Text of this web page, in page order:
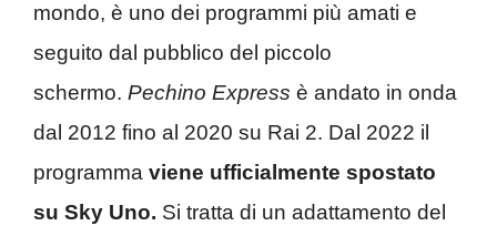
mondo, è uno dei programmi più amati e
seguito dal pubblico del piccolo
schermo. Pechino Express è andato in onda
dal 2012 fino al 2020 su Rai 2. Dal 2022 il
programma viene ufficialmente spostato
su Sky Uno. Si tratta di un adattamento del